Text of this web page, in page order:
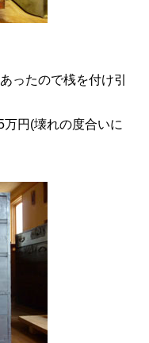
ったので桟を付け引
円(壊れの度合いに